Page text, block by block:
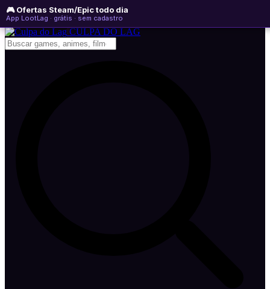
🎮 Ofertas Steam/Epic todo dia
App LootLag · grátis · sem cadastro
domingo, 09 de agosto de 2026 WhatsApp
Newsletter
CULPA DO LAG